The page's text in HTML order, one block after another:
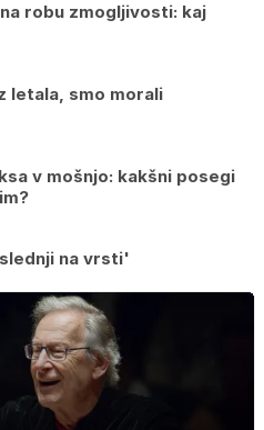
robu zmogljivosti: kaj
letala, smo morali
v mošnjo: kakšni posegi
na vrsti'